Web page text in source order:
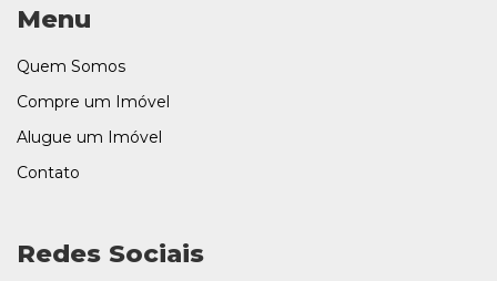
Menu
Quem Somos
Compre um Imóvel
Alugue um Imóvel
Contato
Redes Sociais